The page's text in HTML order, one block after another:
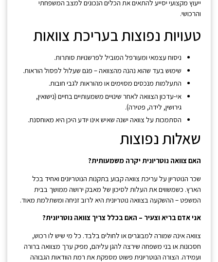
ייעוץ מקצועי יסייע להתאים את הכלים הנכונים למצב המשפחתי
והרכושי.
טעויות נפוצות בעריכת צוואות
ניסוח עצמאי ומעורפל המוביל לפרשנויות סותרות.
שימוש בעד שהוא נהנה מהצוואה – פגם שעלול לפסול הוראות.
התעלמות מנכסים מסוימים או מהוראות לגבי חובות.
אי-עדכון הצוואה לאחר שינויים משמעותיים בחיים (נישואין,
גירושין, לידה, פטירה).
הסתמכות על צוואה ישנה שאיש אינו יודע היכן היא מאוחסנת.
שאלות נפוצות
האם צוואה נוטריונית יקרה משמעותית?
שכר הנוטריון על עריכת צוואה קבוע בתקנות הנוטריונים ואחיד בכל
הארץ. כשמשווים את העלות לסיכון של מאבק ירושה ממושך בבית
המשפט – ההשקעה בצוואה נוטריונית היא לרוב זניחה ומשתלמת מאוד.
אני אדם בריא וצעיר – האם בכלל צריך צוואה נוטריונית?
צוואה אינה שמורה למבוגרים או לחולים בלבד. כל מי שיש לו רכוש,
חסכונות או בני משפחה שירצה להגן עליהם, מפיק ערך מצוואה ברורה
ועמידה. הצורה הנוטריונית פשוט מספקת את רמת הוודאות הגבוהה